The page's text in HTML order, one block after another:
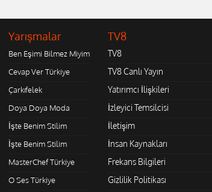
Yarışmalar
Ben Eşimi Bilmez Miyim
Cevap Ver Türkiye
Çarkıfelek
Doya Doya Moda
İşte Benim Stilim
İşte Benim Stilim
MasterChef Türkiye
O Ses Türkiye
TV8
TV8
TV8 Canlı Yayın
Yatırımcı İlişkileri
İzleyici Temsilcisi
İletişim
İnsan Kaynakları
Frekans Bilgileri
Gizlilik Politikası